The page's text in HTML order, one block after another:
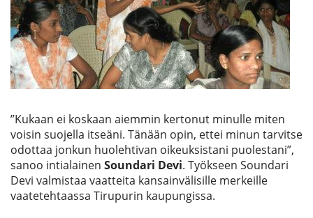
Lahjoita
Etsi
”Kukaan ei koskaan aiemmin kertonut minulle miten
voisin suojella itseäni. Tänään opin, ettei minun tarvitse
odottaa jonkun huolehtivan oikeuksistani puolestani”,
sanoo intialainen Soundari Devi. Työkseen Soundari
Devi valmistaa vaatteita kansainvälisille merkeille
vaatetehtaassa Tirupurin kaupungissa.